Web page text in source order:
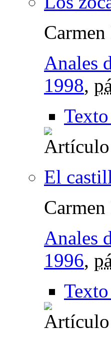
Anales
1998,
El
Anales
1996,